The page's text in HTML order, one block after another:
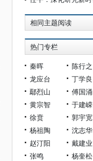
相同主题阅读
热门专栏
秦晖 陈行之
龙应台
丁学良
鄢烈山
傅国涌
黄宗智
于建嵘
徐贲
郭宇宽
杨祖陶
沈志华
赵汀阳
戴建业
张鸣
杨奎松